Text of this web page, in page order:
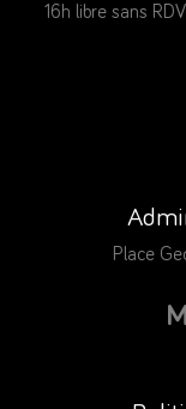
16h libre sans
Place